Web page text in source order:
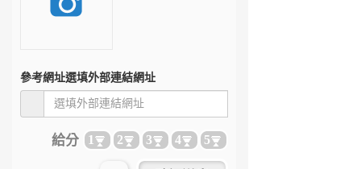
參考網址選填外部連結網址
給分 1 2 3 4 5